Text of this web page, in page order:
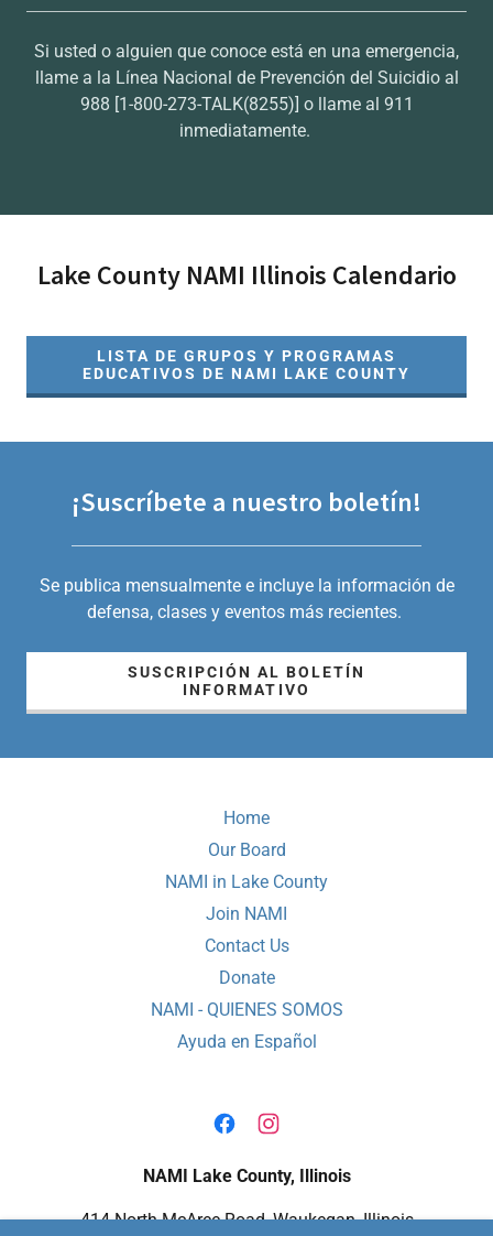
Si usted o alguien que conoce está en una emergencia,
llame a la Línea Nacional de Prevención del Suicidio al
988 [1-800-273-TALK(8255)] o llame al 911
inmediatamente.
Lake County NAMI Illinois Calendario
LISTA DE GRUPOS Y PROGRAMAS
EDUCATIVOS DE NAMI LAKE COUNTY
¡Suscríbete a nuestro boletín!
Se publica mensualmente e incluye la información de
defensa, clases y eventos más recientes.
SUSCRIPCIÓN AL BOLETÍN
INFORMATIVO
Home
Our Board
NAMI in Lake County
Join NAMI
Contact Us
Donate
NAMI - QUIENES SOMOS
Ayuda en Español
NAMI Lake County, Illinois
414 North McAree Road, Waukegan, Illinois